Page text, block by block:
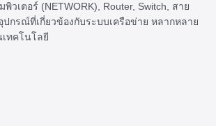
วเตอร์ (NETWORK), Router, Switch, สาย
ปกรณ์ที่เกี่ยวข้องกับระบบเครือข่าย หลากหลาย
ทคโนโลยี